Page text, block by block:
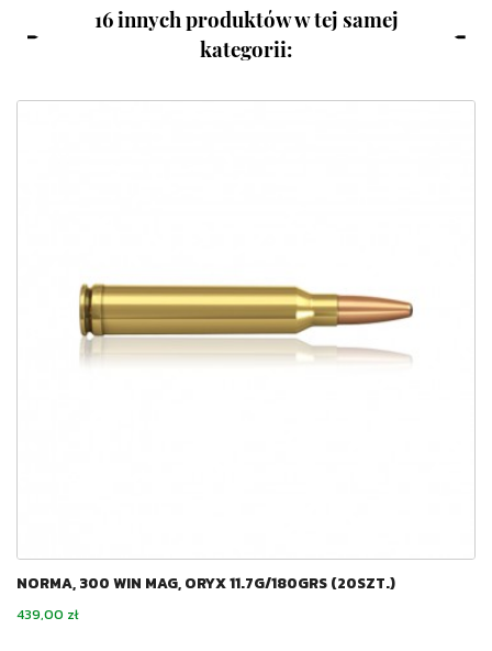
16 innych produktów w tej samej
kategorii:
NORMA, 300 WIN MAG, ORYX 11.7G/180GRS (20SZT.)
Cena
439,00 zł